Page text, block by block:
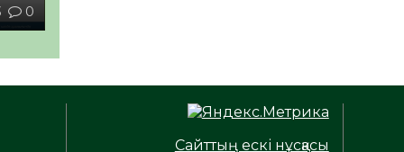
0
Сайттың ескі нұсқасы